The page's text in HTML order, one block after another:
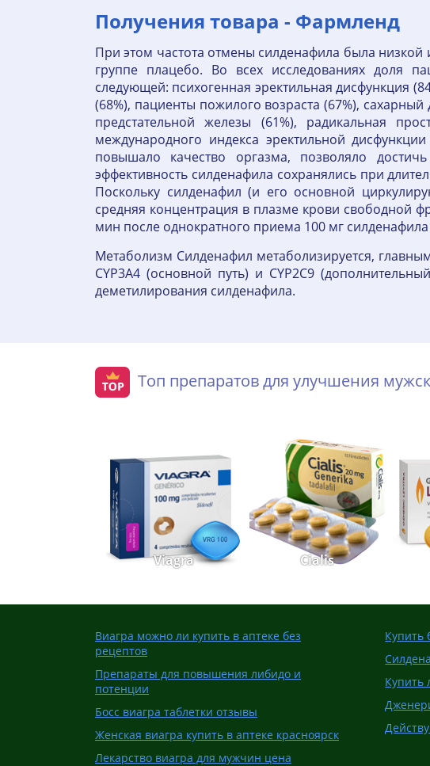
Получения товара - Фармленд
При этом частота отмены силденафила была низкой
группе плацебо. Во всех исследованиях доля
следующей: психогенная эректильная дисфункция
(68%), пациенты пожилого возраста (67%),
предстательной железы (61%), радикальная
международного индекса эректильной
повышало качество оргазма, позволяло
эффективность силденафила сохранялись при
Поскольку силденафил (и его основной
средняя концентрация в плазме крови свободной
мин после однократного приема 100 мг
Метаболизм Силденафил метаболизируется,
CYP3A4 (основной путь) и CYP2C9
деметилирования силденафила.
Топ препаратов для улучшения
Viagra Cialis
Виагра можно ли купить в аптеке без
рецептов
Препараты для повышения либидо и
потенции
Босс виагра таблетки отзывы
Женская виагра купить в аптеке красноярск
Лекарство виагра для мужчин цена
Купить
Купить